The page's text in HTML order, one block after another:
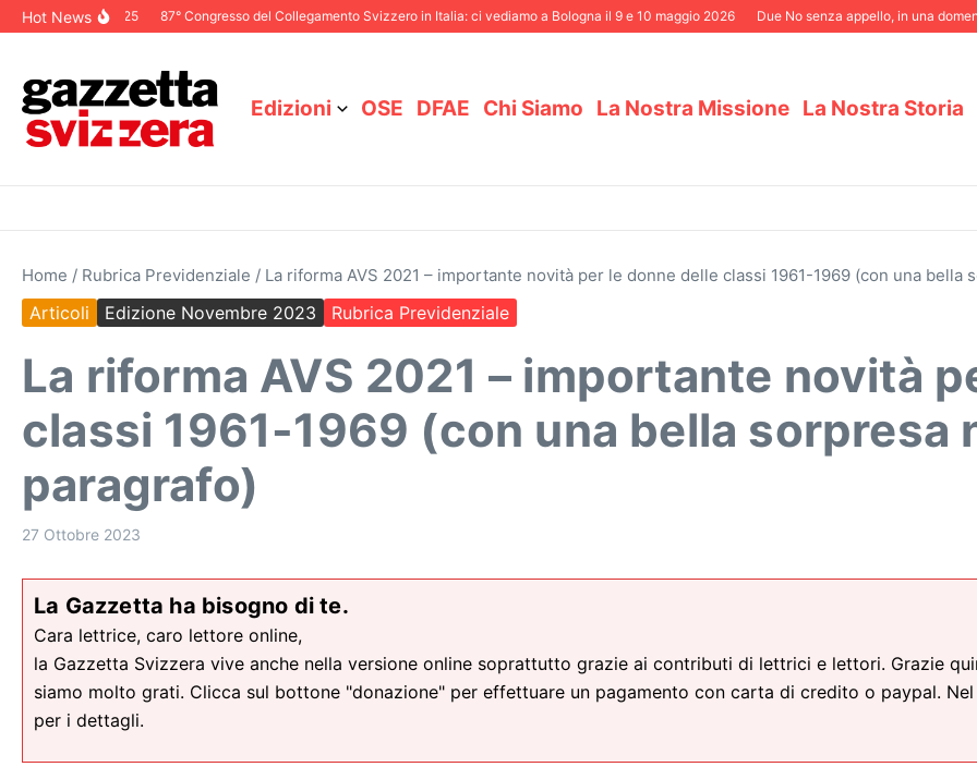
Salta al contenuto
Hot News
Dicembre 2025 87° Congresso del Collegamento Svizzero in Italia: ci vediamo a Bologna il 9 e 10 maggio 2026 Due No senza appello, in una domenica
Edizioni OSE DFAE Chi Siamo La Nostra Missione La Nostra Storia
Home / Rubrica Previdenziale / La riforma AVS 2021 – importante novità per le donne delle classi 1961-1969 (con una bella
Articoli Edizione Novembre 2023 Rubrica Previdenziale
La riforma AVS 2021 – importante novità
classi 1961-1969 (con una bella sorpresa
paragrafo)
27 Ottobre 2023
La Gazzetta ha bisogno di te.
Cara lettrice, caro lettore online,
la Gazzetta Svizzera vive anche nella versione online soprattutto grazie ai contributi di lettrici e lettori. Grazie
siamo molto grati. Clicca sul bottone "donazione" per effettuare un pagamento con carta di credito o paypal.
per i dettagli.